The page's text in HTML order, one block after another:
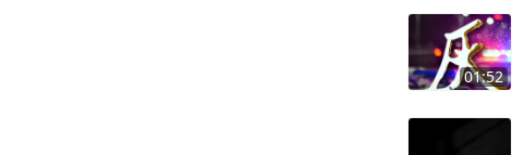
01:52